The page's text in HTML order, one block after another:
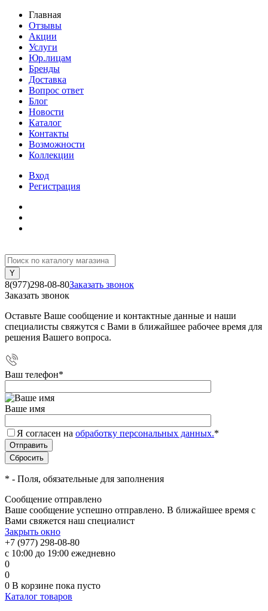
Главная
Отзывы
Акции
Услуги
Юр.лицам
Бренды
Доставка
Вопрос ответ
Блог
Новости
Каталог
Контакты
Возможности
Коллекции
Вход
Регистрация
8(977)298-08-80Заказать звонок
Заказать звонок
Оставьте Ваше сообщение и контактные данные и наши
специалисты свяжутся с Вами в ближайшее рабочее время для
решения Вашего вопроса.
Ваш телефон*
Ваше имя
Я согласен на обработку персональных данных.*
* - Поля, обязательные для заполнения
Сообщение отправлено
Ваше сообщение успешно отправлено. В ближайшее время с
Вами свяжется наш специалист
Закрыть окно
+7 (977) 298-08-80
с 10:00 до 19:00 ежедневно
0
0
0 В корзине пока пусто
Каталог товаров